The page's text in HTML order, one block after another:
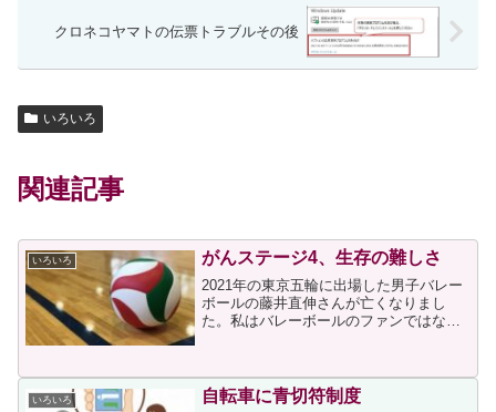
クロネコヤマトの伝票トラブルその後
いろいろ
関連記事
いろいろ がんステージ4、生存の難しさ
2021年の東京五輪に出場した男子バレー
ボールの藤井直伸さんが亡くなりまし
た。私はバレーボールのファンではない
さんのことを知りました。その後、私は
陰ながら藤井さんを...
いろいろ 自転車に青切符制度